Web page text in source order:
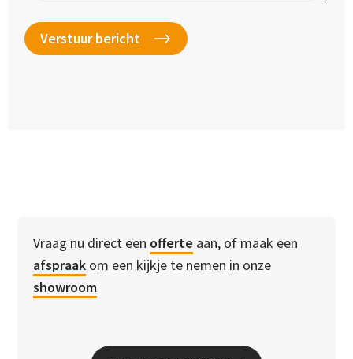
Vraag nu direct een offerte aan, of maak een
afspraak om een kijkje te nemen in onze
showroom